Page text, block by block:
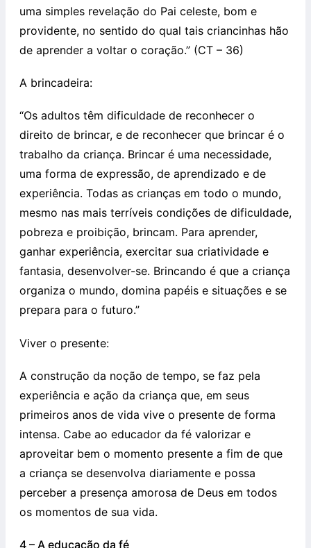
uma simples revelação do Pai celeste, bom e
providente, no sentido do qual tais criancinhas hão
de aprender a voltar o coração.” (CT – 36)
A brincadeira:
“Os adultos têm dificuldade de reconhecer o
direito de brincar, e de reconhecer que brincar é o
trabalho da criança. Brincar é uma necessidade,
uma forma de expressão, de aprendizado e de
experiência. Todas as crianças em todo o mundo,
mesmo nas mais terríveis condições de dificuldade,
pobreza e proibição, brincam. Para aprender,
ganhar experiência, exercitar sua criatividade e
fantasia, desenvolver-se. Brincando é que a criança
organiza o mundo, domina papéis e situações e se
prepara para o futuro.”
Viver o presente:
A construção da noção de tempo, se faz pela
experiência e ação da criança que, em seus
primeiros anos de vida vive o presente de forma
intensa. Cabe ao educador da fé valorizar e
aproveitar bem o momento presente a fim de que
a criança se desenvolva diariamente e possa
perceber a presença amorosa de Deus em todos
os momentos de sua vida.
4 – A educação da fé